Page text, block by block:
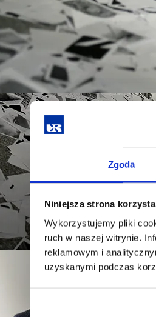
Zgoda
Niniejsza strona
Wykorzystujemy pliki
ruch w naszej witrynie.
reklamowym i
uzyskanymi podczas